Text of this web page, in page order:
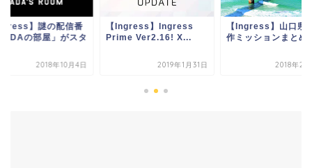
】謎の配信番
ADAの部屋」がスタ
2018年10月4日
【Ingress】Ingress
Prime Ver2.16! X...
2019年1月31日
【Ingress】山口県
作ミッションまとめ
2018年2